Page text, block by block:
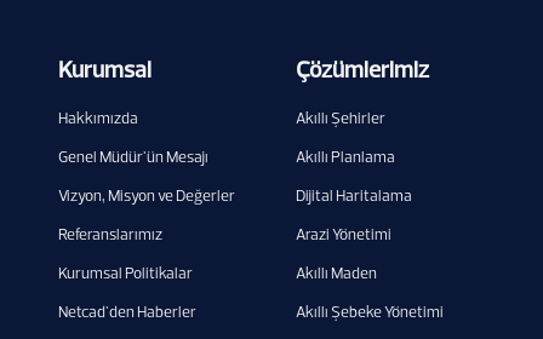
Kurumsal
Hakkımızda
Genel Müdür'ün Mesajı
Vizyon, Misyon ve Değerler
Referanslarımız
Kurumsal Politikalar
Netcad'den Haberler
Çözümlerimiz
Akıllı Şehirler
Akıllı Planlama
Dijital Haritalama
Arazi Yönetimi
Akıllı Maden
Akıllı Şebeke Yönetimi